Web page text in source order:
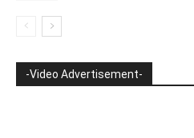
-Video Advertisement-